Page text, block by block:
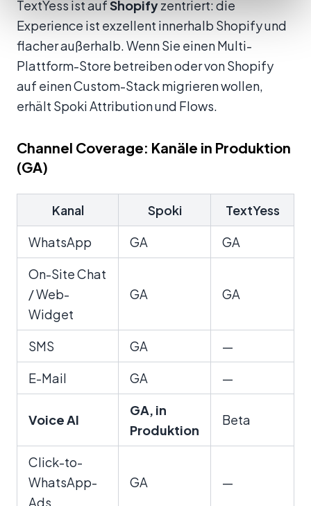
TextYess ist aufShopifyzentriert: die
Experience ist exzellent innerhalb Shopify und
flacher außerhalb. Wenn Sie einen Multi-
Plattform-Store betreiben oder von Shopify
auf einen Custom-Stack migrieren wollen,
erhält Spoki Attribution und Flows.
Channel Coverage: Kanäle in Produktion
(GA)
Kanal Spoki
TextYess
WhatsApp
GA
GA
On-Site Chat
/ Web-
Widget
GA GA
SMS GA
—
E-Mail
GA —
Voice AI
GA, in
Produktion
Beta
Click-to-
WhatsApp-
Ads
GA —